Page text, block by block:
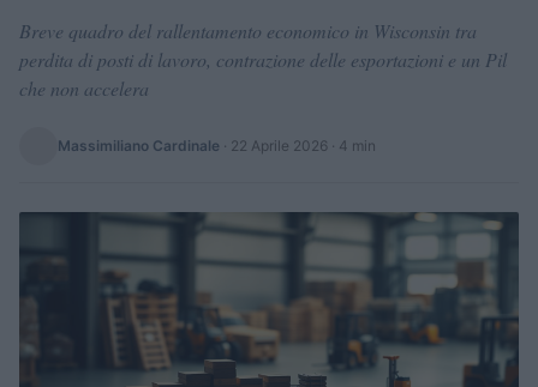
Breve quadro del rallentamento economico in Wisconsin tra
perdita di posti di lavoro, contrazione delle esportazioni e un Pil
che non accelera
Massimiliano Cardinale · 22 Aprile 2026 · 4 min